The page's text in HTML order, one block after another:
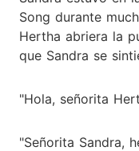
Song durante
Hertha abriera la
que Sandra se
"Hola, señorita
"Señorita Sandra,